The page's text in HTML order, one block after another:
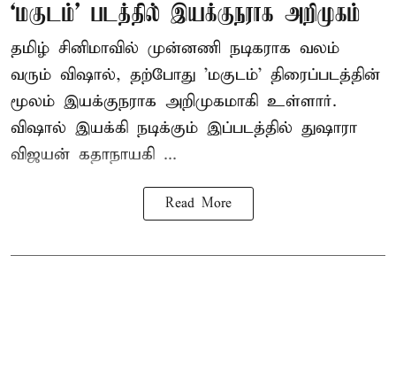
‘மகுடம்’ படத்தில் இயக்குநராக அறிமுகம்
தமிழ் சினிமாவில் முன்னணி நடிகராக வலம்
வரும் விஷால், தற்போது 'மகுடம்' திரைப்படத்தின்
மூலம் இயக்குநராக அறிமுகமாகி உள்ளார்.
விஷால் இயக்கி நடிக்கும் இப்படத்தில் துஷாரா
விஜயன் கதாநாயகி ...
Read More